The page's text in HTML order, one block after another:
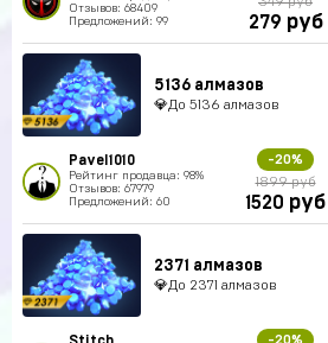
Отзывов: 68409
Предложений: 99
279 руб
5136 алмазов
💎До 5136 алмазов
Pavel1010
Рейтинг продавца: 98%
Отзывов: 67979
Предложений: 60
-20%
1899 руб
1520 руб
2371 алмазов
💎До 2371 алмазов
-20%